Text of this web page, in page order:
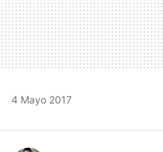
4 Mayo 2017